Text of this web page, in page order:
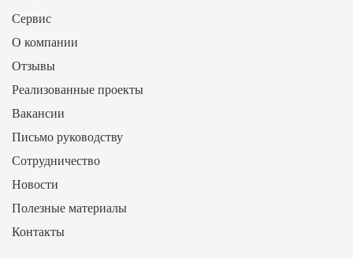
Сервис
О компании
Отзывы
Реализованные проекты
Вакансии
Письмо руководству
Сотрудничество
Новости
Полезные материалы
Контакты